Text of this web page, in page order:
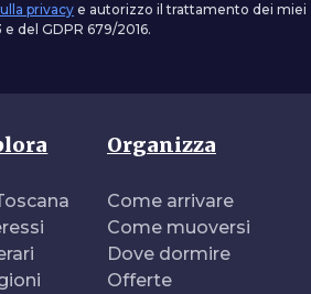
privacye autorizzo il trattamento dei miei
del GDPR 679/2016.
Organizza
Come arrivare
Come muoversi
Dove dormire
Offerte